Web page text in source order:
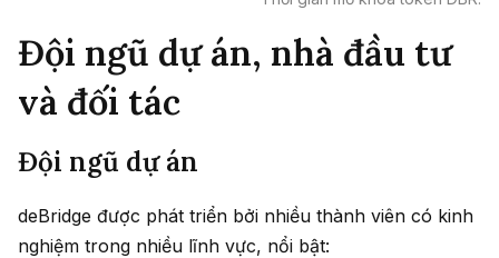
Đội ngũ dự án, nhà đầu tư
và đối tác
Đội ngũ dự án
deBridge được phát triển bởi nhiều thành viên có kinh
nghiệm trong nhiều lĩnh vực, nổi bật: